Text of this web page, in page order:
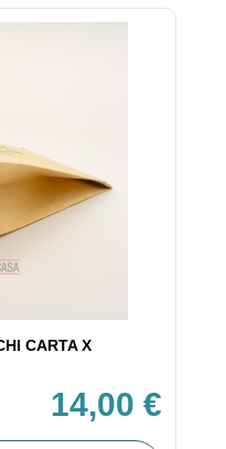
CARTA X
14,00 €